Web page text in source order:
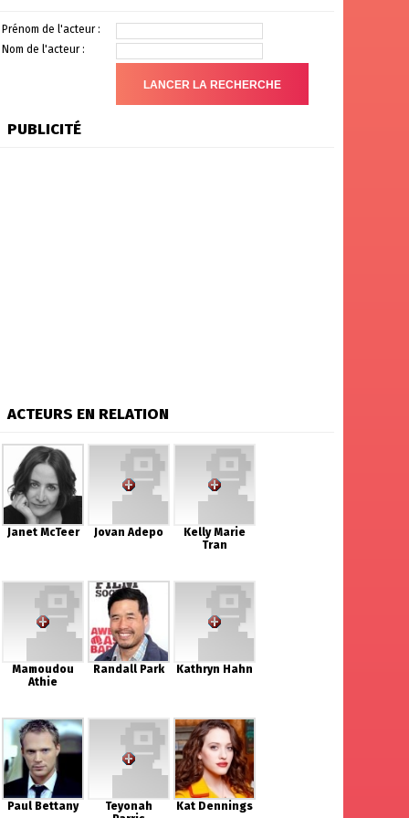
Prénom de l'acteur :
Nom de l'acteur :
PUBLICITÉ
ACTEURS EN RELATION
Janet McTeer Jovan Adepo
Kelly Marie
Tran
Mamoudou
Athie
Randall Park Kathryn Hahn
Paul Bettany
Teyonah
Kat Dennings